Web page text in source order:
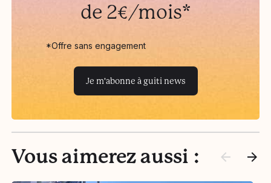
de 2€/mois*
*Offre sans engagement
Je m'abonne à guiti news
Vous aimerez aussi :